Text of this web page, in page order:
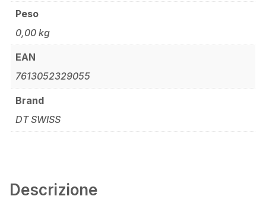
Peso
0,00 kg
EAN
7613052329055
Brand
DT SWISS
Descrizione